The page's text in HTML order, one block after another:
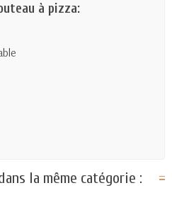
à pizza:
la même catégorie :